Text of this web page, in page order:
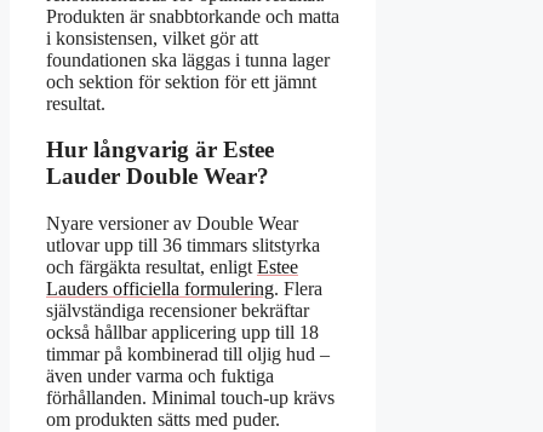
Produkten är snabbtorkande och matta
i konsistensen, vilket gör att
foundationen ska läggas i tunna lager
och sektion för sektion för ett jämnt
resultat.
Hur långvarig är Estee
Lauder Double Wear?
Nyare versioner av Double Wear
utlovar upp till 36 timmars slitstyrka
och färgäkta resultat, enligt Estee
Lauders officiella formulering. Flera
självständiga recensioner bekräftar
också hållbar applicering upp till 18
timmar på kombinerad till oljig hud –
även under varma och fuktiga
förhållanden. Minimal touch-up krävs
om produkten sätts med puder.